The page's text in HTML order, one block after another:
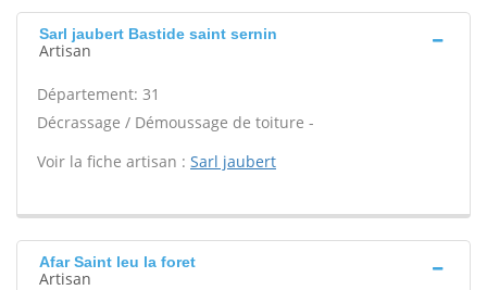
Sarl jaubert Bastide saint sernin
Artisan
Département: 31
Décrassage / Démoussage de toiture -
Voir la fiche artisan : Sarl jaubert
Afar Saint leu la foret
Artisan